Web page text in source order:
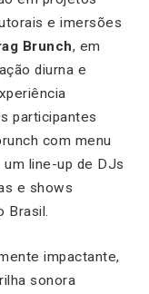
e imersões
Brunch, em
diurna e
participantes
com menu
line-up de DJs
e shows
Brasil.
impactante,
sonora